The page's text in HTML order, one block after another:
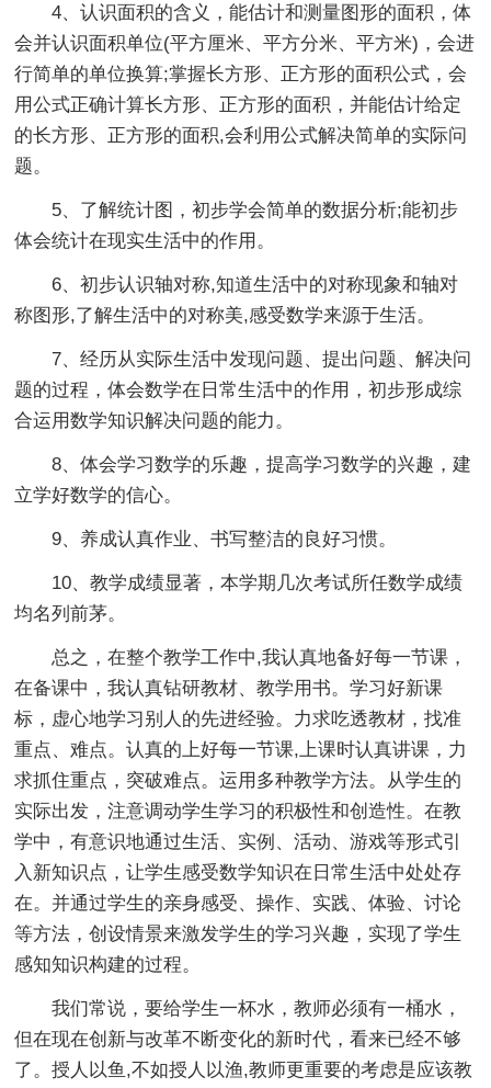
4、认识面积的含义，能估计和测量图形的面积，体
会并认识面积单位(平方厘米、平方分米、平方米)，会进
行简单的单位换算;掌握长方形、正方形的面积公式，会
用公式正确计算长方形、正方形的面积，并能估计给定
的长方形、正方形的面积,会利用公式解决简单的实际问
题。
5、了解统计图，初步学会简单的数据分析;能初步
体会统计在现实生活中的作用。
6、初步认识轴对称,知道生活中的对称现象和轴对
称图形,了解生活中的对称美,感受数学来源于生活。
7、经历从实际生活中发现问题、提出问题、解决问
题的过程，体会数学在日常生活中的作用，初步形成综
合运用数学知识解决问题的能力。
8、体会学习数学的乐趣，提高学习数学的兴趣，建
立学好数学的信心。
9、养成认真作业、书写整洁的良好习惯。
10、教学成绩显著，本学期几次考试所任数学成绩
均名列前茅。
总之，在整个教学工作中,我认真地备好每一节课，
在备课中，我认真钻研教材、教学用书。学习好新课
标，虚心地学习别人的先进经验。力求吃透教材，找准
重点、难点。认真的上好每一节课,上课时认真讲课，力
求抓住重点，突破难点。运用多种教学方法。从学生的
实际出发，注意调动学生学习的积极性和创造性。在教
学中，有意识地通过生活、实例、活动、游戏等形式引
入新知识点，让学生感受数学知识在日常生活中处处存
在。并通过学生的亲身感受、操作、实践、体验、讨论
等方法，创设情景来激发学生的学习兴趣，实现了学生
感知知识构建的过程。
我们常说，要给学生一杯水，教师必须有一桶水，
但在现在创新与改革不断变化的新时代，看来已经不够
了。授人以鱼,不如授人以渔,教师更重要的考虑是应该教